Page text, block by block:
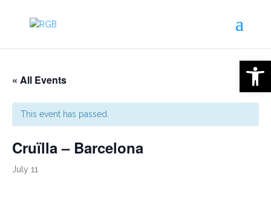
« All Events
This event has passed.
Cruïlla – Barcelona
July 11